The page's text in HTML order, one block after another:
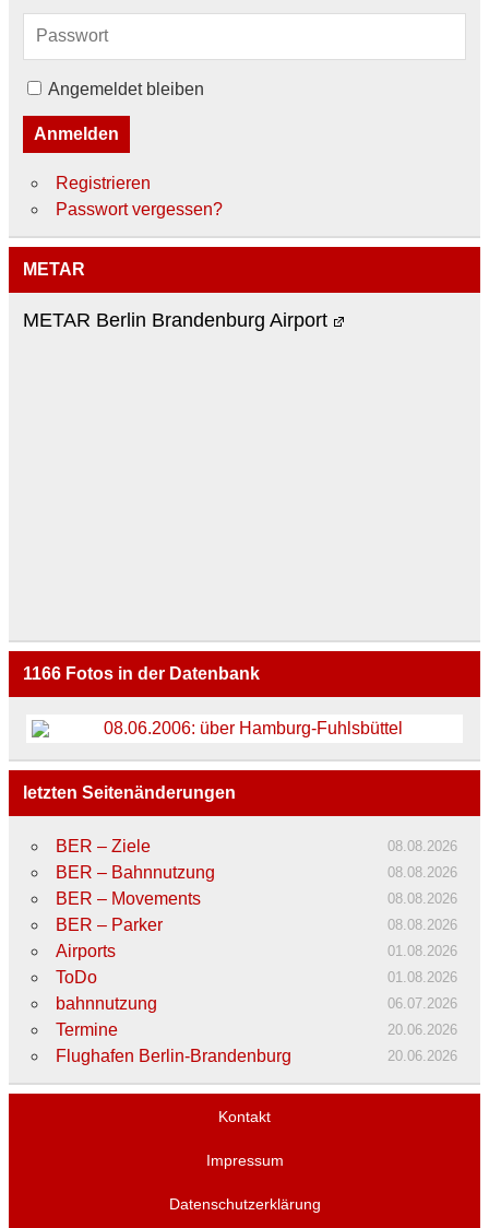
Angemeldet bleiben
Anmelden
Registrieren
Passwort vergessen?
METAR
METAR Berlin Brandenburg Airport
1166Fotos in der Datenbank
letzten Seitenänderungen
BER – Ziele 08.08.2026
BER – Bahnnutzung 08.08.2026
BER – Movements 08.08.2026
BER – Parker 08.08.2026
Airports 01.08.2026
ToDo 01.08.2026
bahnnutzung 06.07.2026
Termine 20.06.2026
Flughafen Berlin-Brandenburg 20.06.2026
Kontakt
Impressum
Datenschutzerklärung